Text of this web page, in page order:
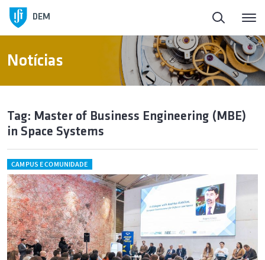
DEM
Notícias
Tag: Master of Business Engineering (MBE)
in Space Systems
CAMPUS E COMUNIDADE